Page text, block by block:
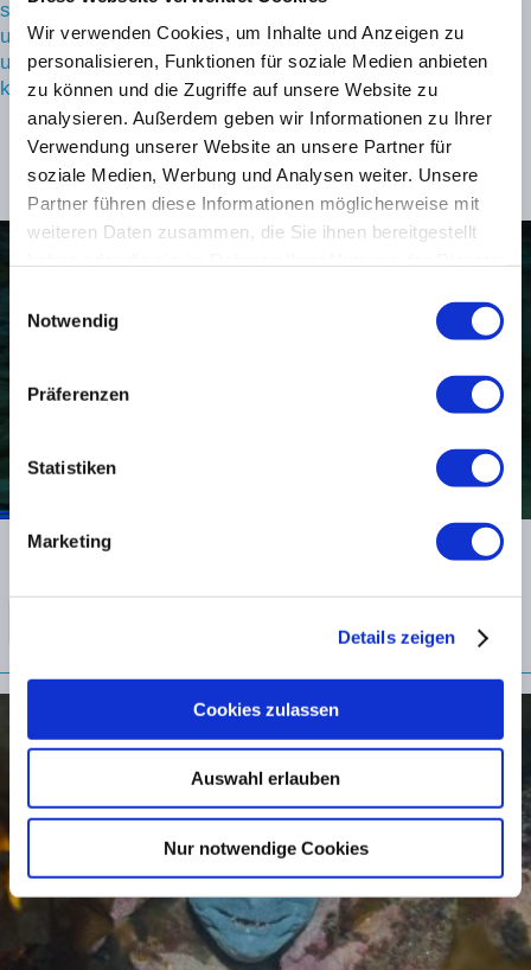
Wir verwenden Cookies, um Inhalte und Anzeigen zu
personalisieren, Funktionen für soziale Medien anbieten
zu können und die Zugriffe auf unsere Website zu
analysieren. Außerdem geben wir Informationen zu Ihrer
Verwendung unserer Website an unsere Partner für
soziale Medien, Werbung und Analysen weiter. Unsere
Partner führen diese Informationen möglicherweise mit
weiteren Daten zusammen, die Sie ihnen bereitgestellt
Notwendig
Präferenzen
Statistiken
Marketing
Details zeigen
Cookies zulassen
Auswahl erlauben
Nur notwendige Cookies
sensibilisieren wir dich auf das Thema Müll in Gewässern
und zeigen dir Lösungen und Tools wie du diesen einfach
und sauber bei jedem Tauchgang entfernen
kannst. Informiere dich jetzt über Kurstermine.